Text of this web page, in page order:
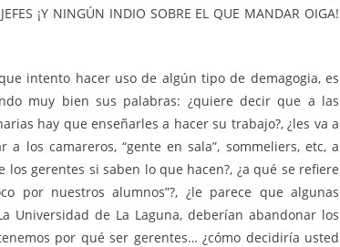
¡Y NINGÚN INDIO SOBRE EL QUE MANDAR OIGA!
intento hacer uso de algún tipo de demagogia, es
muy bien sus palabras: ¿quiere decir que a las
hay que enseñarles a hacer su trabajo?, ¿les va a
a los camareros, “gente en sala”, sommeliers, etc, a
los gerentes si saben lo que hacen?, ¿a qué se refiere
por nuestros alumnos”?, ¿le parece que algunas
Universidad de La Laguna, deberían abandonar los
por qué ser gerentes… ¿cómo decidiría usted